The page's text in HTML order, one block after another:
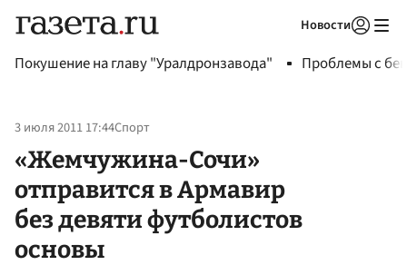
Новости
Покушение на главу "Уралдронзавода" Проблемы с
3 июля 2011 17:44Спорт
«Жемчужина-Сочи»
отправится в Армавир
без девяти футболистов
основы